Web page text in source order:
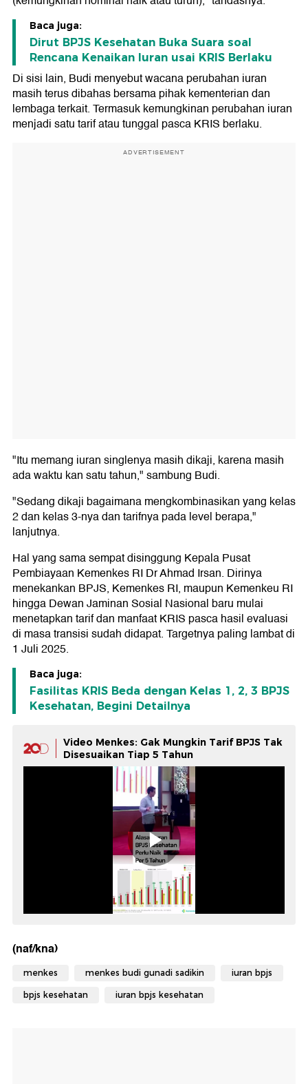
Baca juga:
Dirut BPJS Kesehatan Buka Suara soal
Rencana Kenaikan Iuran usai KRIS Berlaku
Di sisi lain, Budi menyebut wacana perubahan iuran
masih terus dibahas bersama pihak kementerian dan
lembaga terkait. Termasuk kemungkinan perubahan iuran
menjadi satu tarif atau tunggal pasca KRIS berlaku.
ADVERTISEMENT
"Itu memang iuran singlenya masih dikaji, karena masih
ada waktu kan satu tahun," sambung Budi.
"Sedang dikaji bagaimana mengkombinasikan yang kelas
2 dan kelas 3-nya dan tarifnya pada level berapa,"
lanjutnya.
Hal yang sama sempat disinggung Kepala Pusat
Pembiayaan Kemenkes RI Dr Ahmad Irsan. Dirinya
menekankan BPJS, Kemenkes RI, maupun Kemenkeu RI
hingga Dewan Jaminan Sosial Nasional baru mulai
menetapkan tarif dan manfaat KRIS pasca hasil evaluasi
di masa transisi sudah didapat. Targetnya paling lambat di
1 Juli 2025.
Baca juga:
Fasilitas KRIS Beda dengan Kelas 1, 2, 3 BPJS
Kesehatan, Begini Detailnya
Video Menkes: Gak Mungkin Tarif BPJS Tak
Disesuaikan Tiap 5 Tahun
(naf/kna)
menkes menkes budi gunadi sadikin iuran bpjs
bpjs kesehatan iuran bpjs kesehatan